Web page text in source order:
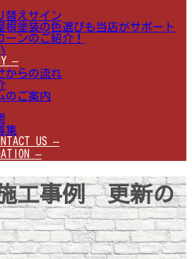
替えサイン
根塗装の色選びも当店がサポート
ーンのご紹介！
–
からの流れ
のご案内
集
US –
–
工事例 更新の